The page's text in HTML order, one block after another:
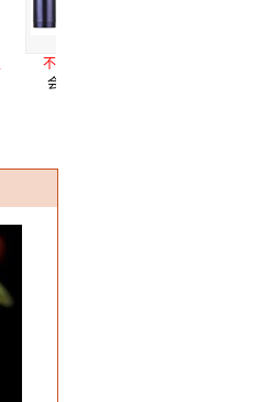
合金电镀五件套（
会员价：